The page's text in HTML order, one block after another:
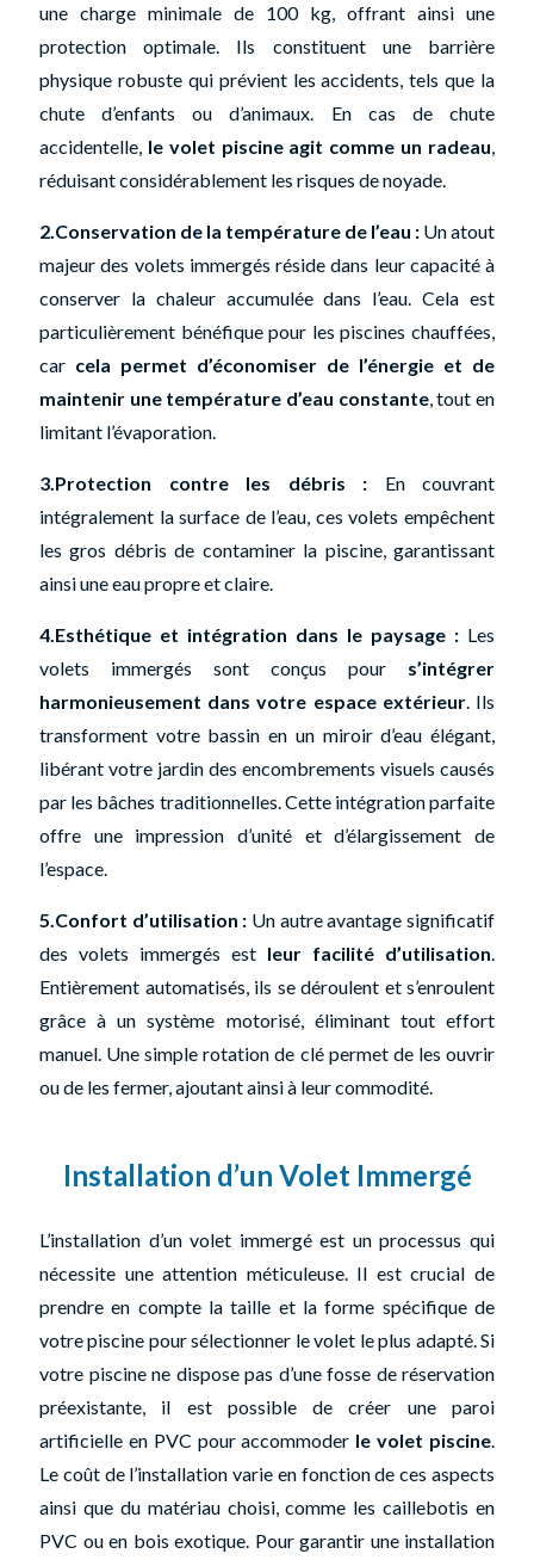
une charge minimale de 100 kg, offrant ainsi une
protection optimale. Ils constituent une barrière
physique robuste qui prévient les accidents, tels que la
chute d’enfants ou d’animaux. En cas de chute
accidentelle, le volet piscine agit comme un radeau
réduisant considérablement les risques de noyade.
2.Conservation de la température de l’eau : Un atout
majeur des volets immergés réside dans leur capacité à
conserver la chaleur accumulée dans l’eau. Cela est
particulièrement bénéfique pour les piscines chauffées,
car cela permet d’économiser de l’énergie et de
maintenir une température d’eau constante, tout en
limitant l’évaporation.
3.Protection contre les débris : En couvrant
intégralement la surface de l’eau, ces volets empêchent
les gros débris de contaminer la piscine, garantissant
ainsi une eau propre et claire.
4.Esthétique et intégration dans le paysage : Les
volets immergés sont conçus pour s’intégrer
harmonieusement dans votre espace extérieur. Ils
transforment votre bassin en un miroir d’eau élégant,
libérant votre jardin des encombrements visuels causés
par les bâches traditionnelles. Cette intégration parfaite
offre une impression d’unité et d’élargissement de
l’espace.
5.Confort d’utilisation : Un autre avantage significatif
des volets immergés est leur facilité d’utilisation
Entièrement automatisés, ils se déroulent et s’enroulent
grâce à un système motorisé, éliminant tout effort
manuel. Une simple rotation de clé permet de les ouvrir
ou de les fermer, ajoutant ainsi à leur commodité.
Installation d’un Volet Immergé
L’installation d’un volet immergé est un processus qui
nécessite une attention méticuleuse. Il est crucial de
prendre en compte la taille et la forme spécifique de
votre piscine pour sélectionner le volet le plus adapté. Si
votre piscine ne dispose pas d’une fosse de réservation
préexistante, il est possible de créer une paroi
artificielle en PVC pour accommoder le volet piscine
Le coût de l’installation varie en fonction de ces aspects
ainsi que du matériau choisi, comme les caillebotis en
PVC ou en bois exotique. Pour garantir une installation